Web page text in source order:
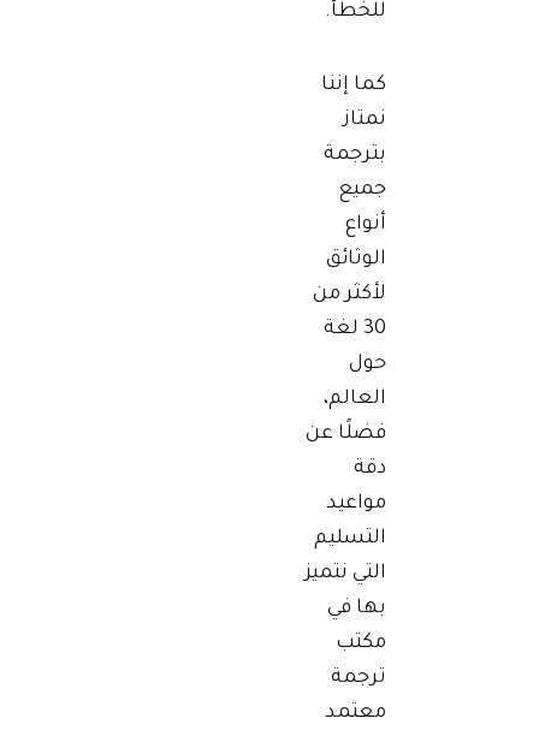
للخطأ.
كما إننا
نمتاز
بترجمة
جميع
أنواع
الوثائق
لأكثر من
30 لغة
حول
العالم،
فضلًا عن
دقة
مواعيد
التسليم
التي نتميز
بها في
مكتب
ترجمة
معتمد